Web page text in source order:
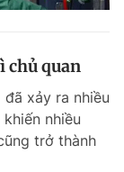
chủ quan
xảy ra nhiều
nhiều
trở thành